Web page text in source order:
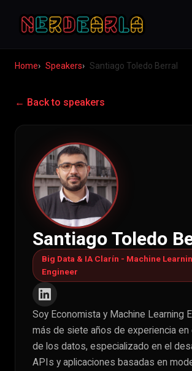
Home Speakers Santiago Toledo Berral
← Back to speakers
Santiago Toledo
Big Data & IA Clarín - Machine
Engineer
Soy Economista y Machine Learning
más de siete años de experiencia en
de los datos, especializado en el
APIs y aplicaciones basadas en